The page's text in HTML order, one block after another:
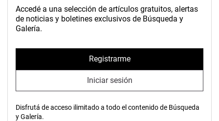
Accedé a una selección de artículos gratuitos, alertas
de noticias y boletines exclusivos de Búsqueda y
Galería.
Registrarme
Iniciar sesión
Disfrutá de acceso ilimitado a todo el contenido de Búsqueda
y Galería.